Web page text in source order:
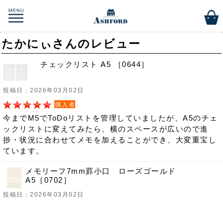
たかにぃさんのレビュー
チェックリスト A5 ［0644］
投稿日：2026年03月02日
購入者
今までM5でToDoリストを管理していましたが、A5のチェ
ックリストに変えてみたら、横のスペースが広いので進
捗・状況に合わせてメモを加えることができ、大変重宝し
ています。
メモリーフ7mm罫小口 ローズゴールド
A5［0702］
投稿日：2026年03月02日